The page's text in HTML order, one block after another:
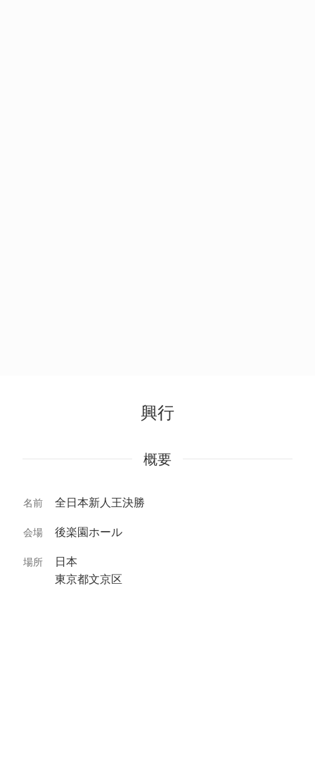
興行
概要
名前 全日本新人王決勝
会場 後楽園ホール
場所
日本
東京都文京区